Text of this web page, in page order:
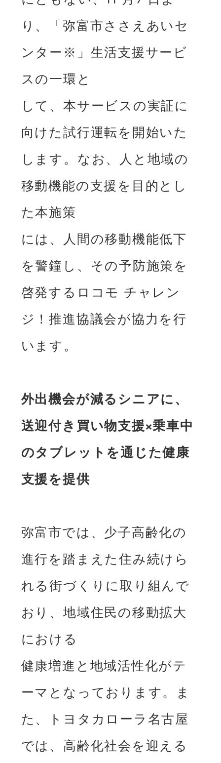
り、「弥富市ささえあいセ
ンター※」⽣活⽀援サービ
スの⼀環と
して、本サービスの実証に
向けた試⾏運転を開始いた
します。なお、⼈と地域の
移動機能の⽀援を⽬的とし
た本施策
には、⼈間の移動機能低下
を警鐘し、その予防施策を
啓発するロコモ チャレン
ジ！推進協議会が協⼒を⾏
います。
外出機会が減るシニアに、
送迎付き買い物⽀援×乗⾞中
のタブレットを通じた健康
⽀援を提供
弥富市では、少⼦⾼齢化の
進⾏を踏まえた住み続けら
れる街づくりに取り組んで
おり、地域住⺠の移動拡⼤
における
健康増進と地域活性化がテ
ーマとなっております。ま
た、トヨタカローラ名古屋
では、⾼齢化社会を迎える